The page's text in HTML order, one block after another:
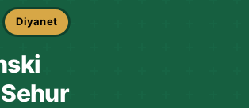
Diyanet